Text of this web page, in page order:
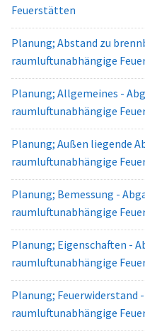
Feuerstätten
Planung; Abstand zu
raumluftunabhängige
Planung; Allgemeines -
raumluftunabhängige
Planung; Außen liegende
raumluftunabhängige
Planung; Bemessung -
raumluftunabhängige
Planung; Eigenschaften -
raumluftunabhängige
Planung; Feuerwiderstand
raumluftunabhängige